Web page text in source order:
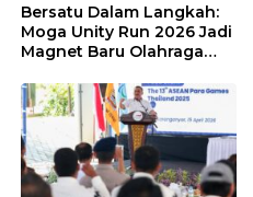
Bersatu Dalam Langkah:
Moga Unity Run 2026 Jadi
Magnet Baru Olahraga